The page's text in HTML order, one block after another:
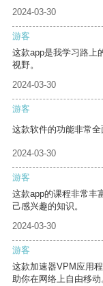
2024-03-30
游客
这款app是我学习路上
视野。
2024-03-30
游客
这款软件的功能非常全
2024-03-30
游客
这款app的课程非常丰
己感兴趣的知识。
2024-03-30
游客
这款加速器VPM应用
助你在网络上自由移动